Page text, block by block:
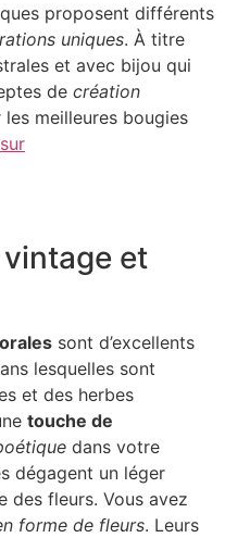
proposent différents
uniques. À titre
et avec bijou qui
de création
meilleures bougies
sur
et
sont d’excellents
lesquelles sont
et des herbes
touche de
dans votre
dégagent un léger
des fleurs. Vous avez
forme de fleurs. Leurs